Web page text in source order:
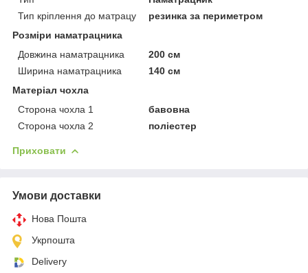
Тип кріплення до матрацу
резинка за периметром
Розміри наматрацника
Довжина наматрацника
200 см
Ширина наматрацника
140 см
Матеріал чохла
Сторона чохла 1
бавовна
Сторона чохла 2
поліестер
Приховати
Умови доставки
Нова Пошта
Укрпошта
Delivery